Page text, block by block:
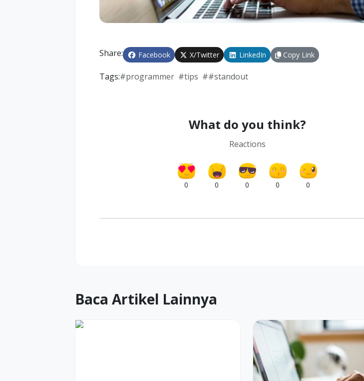
Share: Facebook X/Twitter LinkedIn Copy Link
Tags:#programmer #tips ##standout
What do you think?
Reactions
0 0 0 0 0
Baca Artikel Lainnya